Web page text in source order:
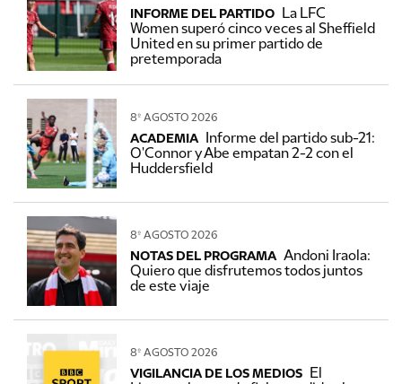
INFORME DEL PARTIDO
La LFC
Women superó cinco veces al Sheffield
United en su primer partido de
pretemporada
8º AGOSTO 2026
ACADEMIA
Informe del partido sub-21:
O'Connor y Abe empatan 2-2 con el
Huddersfield
8º AGOSTO 2026
NOTAS DEL PROGRAMA Andoni Iraola:
Quiero que disfrutemos todos juntos
de este viaje
8º AGOSTO 2026
VIGILANCIA DE LOS MEDIOS
El